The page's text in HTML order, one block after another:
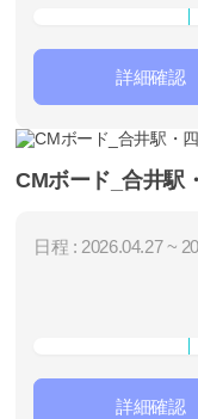
詳細確認
CMボード_合井駅
日程 : 2026.04.27 ~
詳細確認